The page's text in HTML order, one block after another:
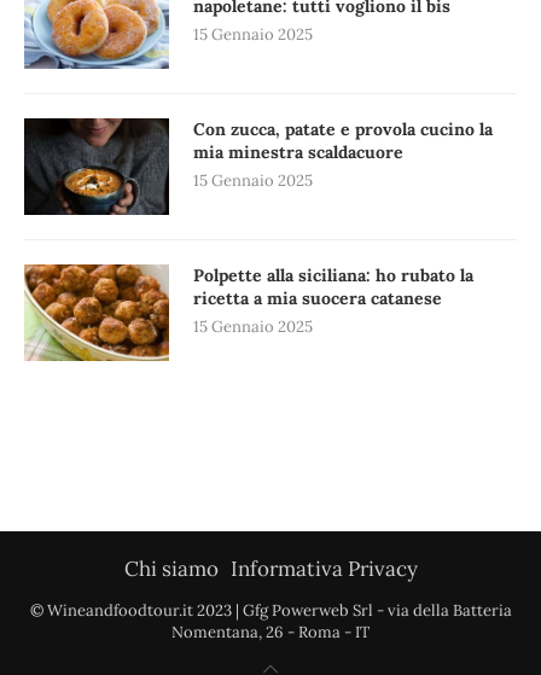
napoletane: tutti vogliono il bis
15 Gennaio 2025
Con zucca, patate e provola cucino la
mia minestra scaldacuore
15 Gennaio 2025
Polpette alla siciliana: ho rubato la
ricetta a mia suocera catanese
15 Gennaio 2025
Chi siamo Informativa Privacy
© Wineandfoodtour.it 2023 | Gfg Powerweb Srl - via della Batteria
Nomentana, 26 - Roma - IT